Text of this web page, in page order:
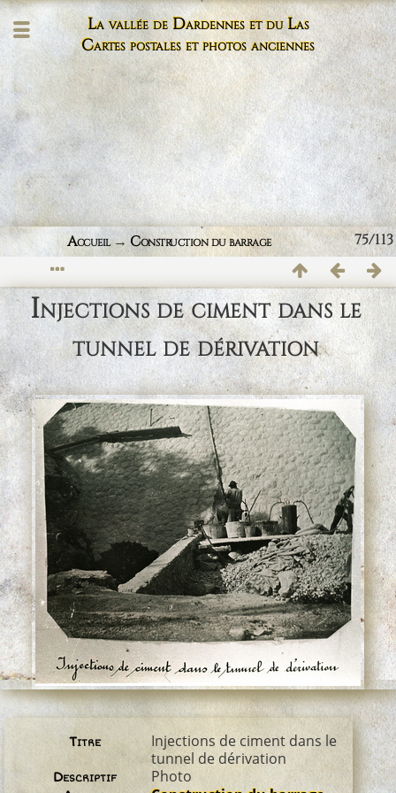
La vallée de Dardennes et du Las
Cartes postales et photos anciennes
75/113
Accueil→Construction du barrage
Injections de ciment dans le
tunnel de dérivation
Titre
Injections de ciment dans le
tunnel de dérivation
Descriptif Photo